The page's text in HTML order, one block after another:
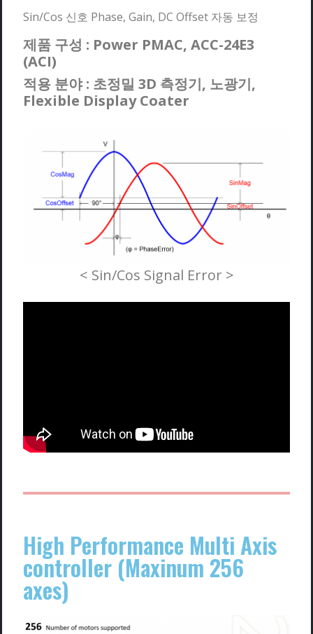
Sin/Cos 신호 Phase, Gain, DC Offset 자동 보정
제품 구성 : Power PMAC, ACC-24E3
(ACI)
적용 분야 : 초정밀 3D 측정기, 노광기,
Flexible Display Coater
< Sin/Cos Signal Error >
High Performance Multi Axis
controller (Maxinum 256
axes)